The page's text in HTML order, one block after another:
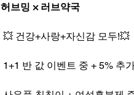
허브밍 × 러브약국
💥 건강+사랑+자신감 모두!💥
1+1 반 값 이벤트 중 + 5% 추